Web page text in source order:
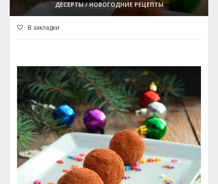
ДЕСЕРТЫ / НОВОГОДНИЕ РЕЦЕПТЫ
В закладки